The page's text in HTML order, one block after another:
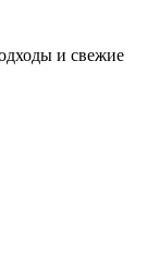
и свежие